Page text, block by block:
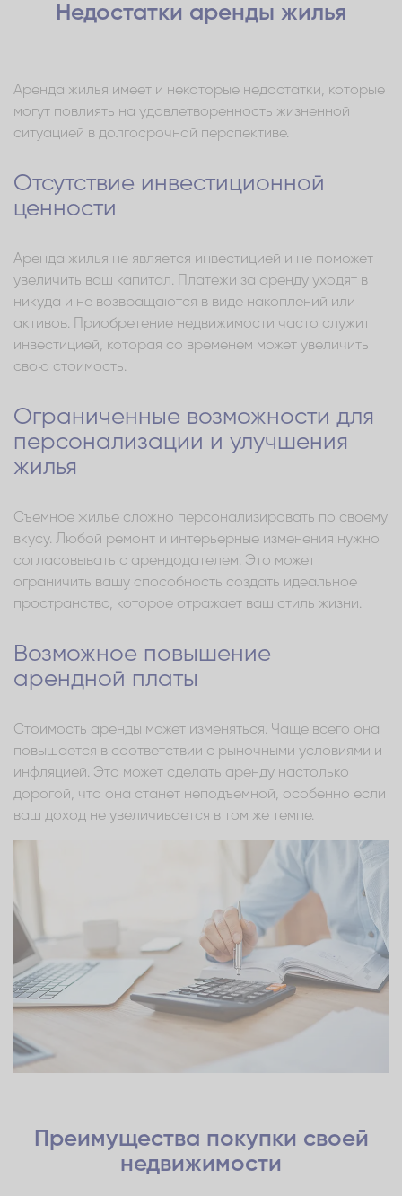
Недостатки аренды жилья
Аренда жилья имеет и некоторые недостатки, которые
могут повлиять на удовлетворенность жизненной
ситуацией в долгосрочной перспективе.
Отсутствие инвестиционной
ценности
Аренда жилья не является инвестицией и не поможет
увеличить ваш капитал. Платежи за аренду уходят в
никуда и не возвращаются в виде накоплений или
активов. Приобретение недвижимости часто служит
инвестицией, которая со временем может увеличить
свою стоимость.
Ограниченные возможности для
персонализации и улучшения
жилья
Съемное жилье сложно персонализировать по своему
вкусу. Любой ремонт и интерьерные изменения нужно
согласовывать с арендодателем. Это может
ограничить вашу способность создать идеальное
пространство, которое отражает ваш стиль жизни.
Возможное повышение
арендной платы
Стоимость аренды может изменяться. Чаще всего она
повышается в соответствии с рыночными условиями и
инфляцией. Это может сделать аренду настолько
дорогой, что она станет неподъемной, особенно если
ваш доход не увеличивается в том же темпе.
Преимущества покупки своей
недвижимости